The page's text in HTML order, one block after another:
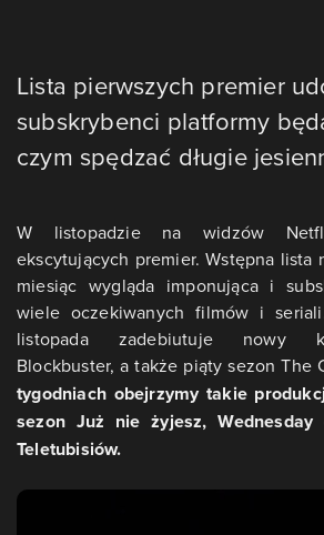
Lista pierwszych premier
subskrybenci platformy
czym spędzać długie
W listopadzie na widzów
ekscytujących premier. Wstępna lista
miesiąc wygląda imponująca i
wiele oczekiwanych filmów i
listopada zadebiutuje nowy
Blockbuster, a także piąty sezon The
tygodniach obejrzymy takie
sezon Już nie żyjesz,
Teletubisiów.